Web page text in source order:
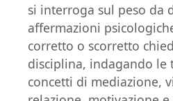
si interroga sul peso da
affermazioni
corretto o scorretto
disciplina, indagando le
concetti di mediazione,